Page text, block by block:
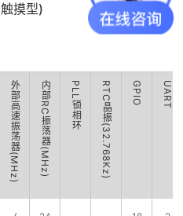
摸型)
外部高速振荡器(MHz) 内部RC振荡器(MHz) PLL锁相环 RTC晶振(32.768Kz) GPIO UART